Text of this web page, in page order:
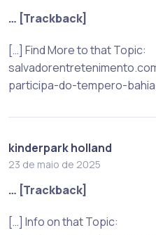
… [Trackback]
[…] Find More to that Topic:
participa-do-tempero-
kinderpark holland
23 de maio de 2025
… [Trackback]
[…] Info on that Topic: